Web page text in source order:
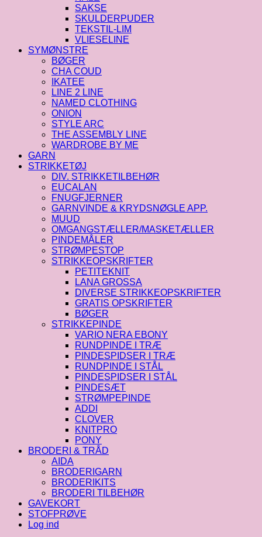
SAKSE
SKULDERPUDER
TEKSTIL-LIM
VLIESELINE
SYMØNSTRE
BØGER
CHA COUD
IKATEE
LINE 2 LINE
NAMED CLOTHING
ONION
STYLE ARC
THE ASSEMBLY LINE
WARDROBE BY ME
GARN
STRIKKETØJ
DIV. STRIKKETILBEHØR
EUCALAN
FNUGFJERNER
GARNVINDE & KRYDSNØGLE APP.
MUUD
OMGANGSTÆLLER/MASKETÆLLER
PINDEMÅLER
STRØMPESTOP
STRIKKEOPSKRIFTER
PETITEKNIT
LANA GROSSA
DIVERSE STRIKKEOPSKRIFTER
GRATIS OPSKRIFTER
BØGER
STRIKKEPINDE
VARIO NERA EBONY
RUNDPINDE I TRÆ
PINDESPIDSER I TRÆ
RUNDPINDE I STÅL
PINDESPIDSER I STÅL
PINDESÆT
STRØMPEPINDE
ADDI
CLOVER
KNITPRO
PONY
BRODERI & TRÅD
AIDA
BRODERIGARN
BRODERIKITS
BRODERI TILBEHØR
GAVEKORT
STOFPRØVE
Log ind